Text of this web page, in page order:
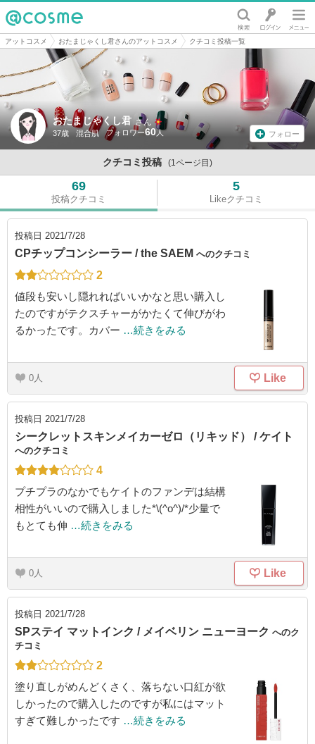
@cosme
アットコスメ おたまじゃくし君さんのアットコスメ クチコミ投稿一覧
おたまじゃくし君 さん
37歳 混合肌 60 フォロー
クチコミ投稿 (1ページ目)
69
投稿クチコミ
5
Likeクチコミ
投稿日 2021/7/28
CPチップコンシーラー / the SAEM へのクチコミ
2
値段も安いし隠れればいいかなと思い購入し
たのですがテクスチャーがかたくて伸びがわ
るかったです。カバー …続きをみる
0 Like
投稿日 2021/7/28
シークレットスキンメイカーゼロ（リキッド） / ケイト
へのクチコミ
4
プチプラのなかでもケイトのファンデは結構
相性がいいので購入しました*\(^o^)/*少量で
もとても伸 …続きをみる
0 Like
投稿日 2021/7/28
SPステイ マットインク / メイベリン ニューヨーク へのク
チコミ
2
塗り直しがめんどくさく、落ちない口紅が欲
しかったので購入したのですが私にはマット
すぎて難しかったです …続きをみる